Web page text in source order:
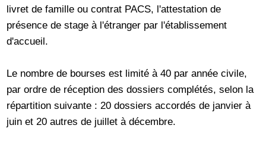
livret de famille ou contrat PACS, l'attestation de
présence de stage à l'étranger par l'établissement
d'accueil.
Le nombre de bourses est limité à 40 par année civile,
par ordre de réception des dossiers complétés, selon la
répartition suivante : 20 dossiers accordés de janvier à
juin et 20 autres de juillet à décembre.